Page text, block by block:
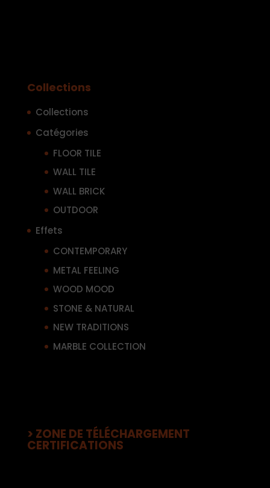
Collections
Collections
Catégories
FLOOR TILE
WALL TILE
WALL BRICK
OUTDOOR
Effets
CONTEMPORARY
METAL FEELING
WOOD MOOD
STONE & NATURAL
NEW TRADITIONS
MARBLE COLLECTION
> ZONE DE TÉLÉCHARGEMENT
CERTIFICATIONS